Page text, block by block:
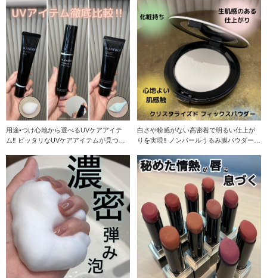
用途•つけ心地から選べるUVケアアイテ
ム‼︎ ピッタリなUVケアアイテムが見つか
白さや粉感がない高密着で明るい仕上が
りを実現‼︎ ノンパールうるみ膜パウダー